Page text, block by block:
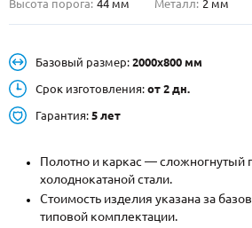
Металлические двери от производителя с
НАЙТИ:
INFO@META-
ЗАПРОСИТЬ
Высота порога: 44 мм Металл: 2 мм
Базовый размер: 2000х800 мм
Срок изготовления: от 2 дн.
Гарантия: 5 лет
Полотно и каркас — сложногнутый
холоднокатаной стали.
Стоимость изделия указана за
типовой комплектации.